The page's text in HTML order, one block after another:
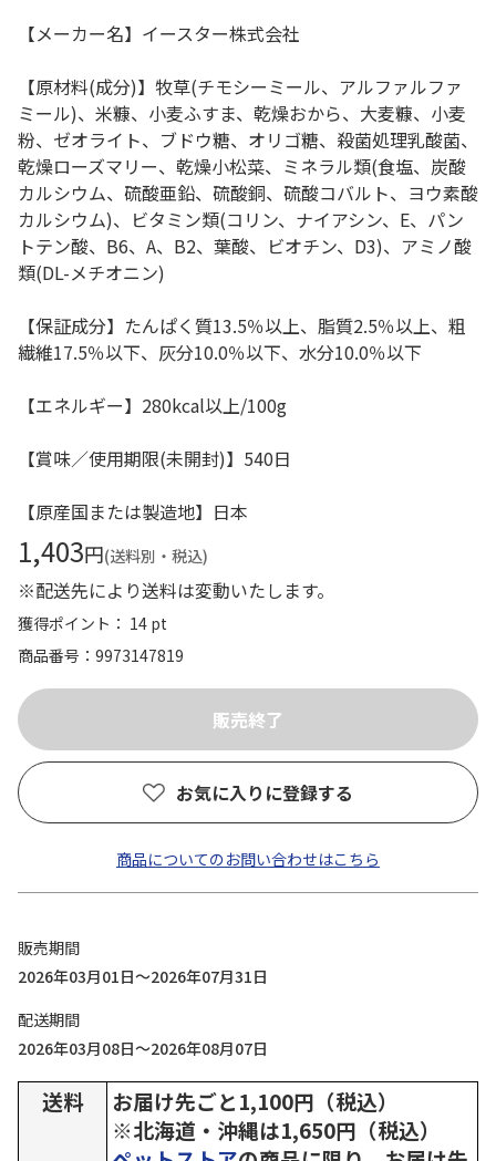
【メーカー名】イースター株式会社
【原材料(成分)】牧草(チモシーミール、アルファルファ
ミール)、米糠、小麦ふすま、乾燥おから、大麦糠、小麦
粉、ゼオライト、ブドウ糖、オリゴ糖、殺菌処理乳酸菌、
乾燥ローズマリー、乾燥小松菜、ミネラル類(食塩、炭酸
カルシウム、硫酸亜鉛、硫酸銅、硫酸コバルト、ヨウ素酸
カルシウム)、ビタミン類(コリン、ナイアシン、E、パン
トテン酸、B6、A、B2、葉酸、ビオチン、D3)、アミノ酸
類(DL-メチオニン)
【保証成分】たんぱく質13.5％以上、脂質2.5％以上、粗
繊維17.5％以下、灰分10.0％以下、水分10.0％以下
【エネルギー】280kcal以上/100g
【賞味／使用期限(未開封)】540日
【原産国または製造地】日本
1,403円(送料別・税込)
※配送先により送料は変動いたします。
獲得ポイント： 14 pt
商品番号
9973147819
お気に入りに登録する
商品についてのお問い合わせはこちら
販売期間
2026年03月01日～2026年07月31日
配送期間
2026年03月08日～2026年08月07日
送料
お届け先ごと1,100円（税込）
※北海道・沖縄は1,650円（税込）